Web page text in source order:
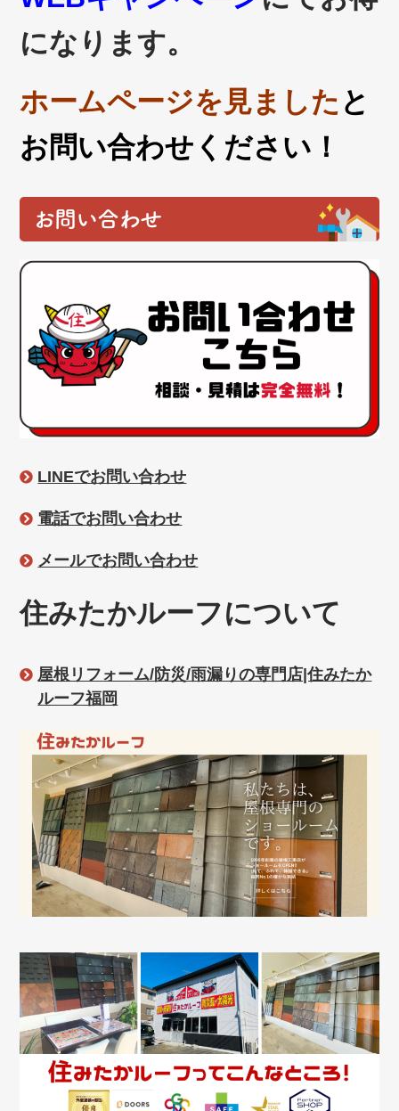
になります。
ホームページを見ました と
お問い合わせください！
お問い合わせ
LINEでお問い合わせ
電話でお問い合わせ
メールでお問い合わせ
住みたかルーフについて
屋根リフォーム/防災/雨漏りの専門店|住みたか
ルーフ福岡